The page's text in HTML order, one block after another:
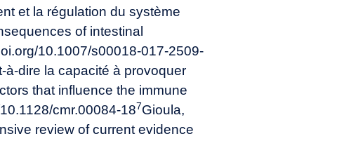
et la régulation du système
of intestinal
10.1007/s00018-017-2509-
à-dire la capacité à provoquer
that influence the immune
cmr.00084-187Gioula,
review of current evidence